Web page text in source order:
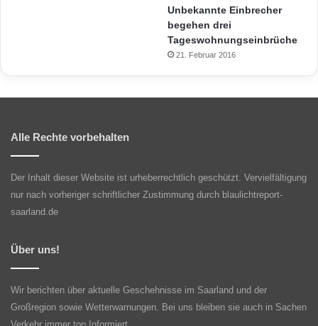
Unbekannte Einbrecher
begehen drei
Tageswohnungseinbrüche
21. Februar 2016
Alle Rechte vorbehalten
Der Inhalt dieser Website ist urheberrechtlich geschützt. Vervielfältigung
nur nach vorheriger schriftlicher Zustimmung durch blaulichtreport-
saarland.de
Über uns!
Wir berichten über aktuelle Geschehnisse im Saarland und der
Großregion sowie Wetterwarnungen. Bei uns bleiben sie auch in Sachen